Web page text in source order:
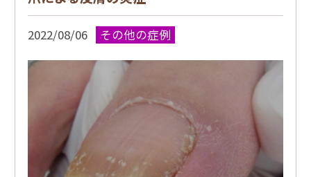
2022/08/06 その他の症例